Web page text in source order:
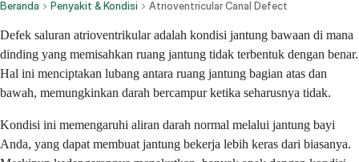
Beranda Penyakit & Kondisi Atrioventricular Canal Defect
Defek saluran atrioventrikular adalah kondisi jantung bawaan di mana
dinding yang memisahkan ruang jantung tidak terbentuk dengan benar.
Hal ini menciptakan lubang antara ruang jantung bagian atas dan
bawah, memungkinkan darah bercampur ketika seharusnya tidak.
Kondisi ini memengaruhi aliran darah normal melalui jantung bayi
Anda, yang dapat membuat jantung bekerja lebih keras dari biasanya.